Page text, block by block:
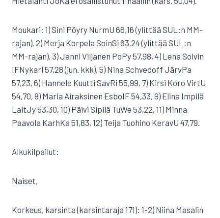
Moukari: 1) Sini Pöyry NurmU 66,16 (ylittää SUL:n MM-
rajan), 2) Merja Korpela SoinSi 63,24 (ylittää SUL:n
MM-rajan), 3) Jenni Viljanen PoPy 57,98, 4) Lena Solvin
IFNykarl 57,28 (jun. kkk), 5) Nina Schvedoff JärvPa
57,23, 6) Hannele Kuutti SavRi 55,99, 7) Kirsi Koro VirtU
54,70, 8) Maria Airaksinen EsboIF 54,33, 9) Elina Impilä
LaitJy 53,30, 10) Päivi Sipilä TuWe 53,22, 11) Minna
Paavola KarhKa 51,83, 12) Teija Tuohino KeravU 47,79.
Alkukilpailut:
Naiset,
Korkeus, karsinta (karsintaraja 171): 1-2) Niina Masalin